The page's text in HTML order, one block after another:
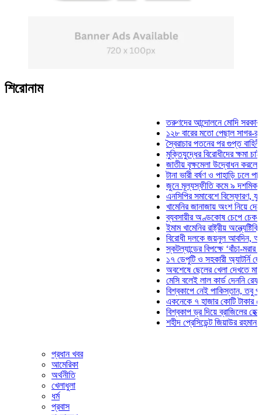
শিরোনাম
তরুণদের আন্দোলনে মোদি সরকার দুর্বল
১২৮ বারের মতো পেছাল সাগর-রুনি
স্বৈরাচার পতনের পর গুপ্ত বাহিনীর
মুক্তিযুদ্ধের বিরোধীদের ক্ষমা চাইতে
জাতীয় বৃক্ষমেলা উদ্বোধন করলেন
টানা ভারী বর্ষণ ও পাহাড়ি ঢলে পানিবন্দি
জুনে মূল্যস্ফীতি কমে ৯ দশমিক ১৬
এনসিপির সমাবেশে বিস্ফোরণ, যুবলীগের
খামেনির জানাজায় অংশ নিয়ে দেশে
ব্যবসায়ীর অণ্ডকোষ চেপে চেক-
ইমাম খামেনির রাষ্ট্রীয় অন্ত্যেষ্টিক্রিয়ায়
বিরোধী দলকে জয়নুল আবদিন, আপনারা
স্কটল্যান্ডের বিপক্ষে ‘বাঁচা-মরার
১৭ ডেপুটি ও সহকারী অ্যাটর্নি
অবশেষে ছেলের খেলা দেখতে মাঠে
মেসি বলেই লাল কার্ড দেননি রেফারি!
বিশ্বকাপে নেই পাকিস্তান, তবু প্রতিটি
একনেকে ৭ হাজার কোটি টাকার ৫
বিশ্বকাপ ড্র দিয়ে ব্রাজিলের হেক্সা
শহীদ প্রেসিডেন্ট জিয়াউর রহমান
প্রধান খবর
আমেরিকা
অর্থনীতি
খেলাধুলা
ধর্ম
প্রবাস